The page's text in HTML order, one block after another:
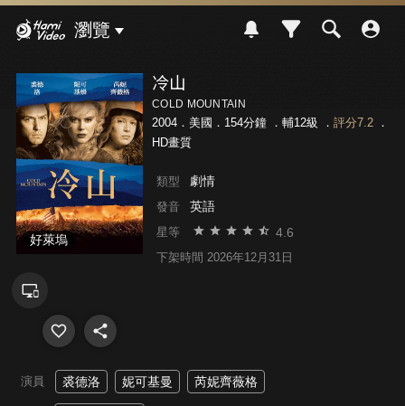
瀏覽
好萊塢
冷山
COLD MOUNTAIN
2004．美國．154分鐘 ． 輔12級 ． 評分7.2．
HD畫質
類型 劇情
發音 英語
星等 4.6
下架時間 2026年12月31日
演員 裘德洛 妮可基曼 芮妮齊薇格